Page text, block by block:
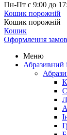
Пн-Пт с 9:00 до
Кошик порожній
Кошик порожній
Кошик
Оформлення
Меню
Абразивний